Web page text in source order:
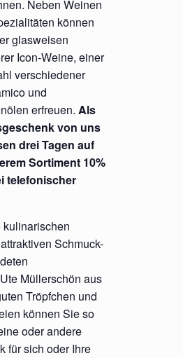
Neben Weinen
können
glasweisen
Icon-Weine, einer
verschiedener
und
erfreuen. Als
von uns
drei Tagen auf
Sortiment 10%
telefonischer
Schmuck-
Müllerschön aus
Tröpfchen und
können Sie so
oder andere
für sich oder Ihre